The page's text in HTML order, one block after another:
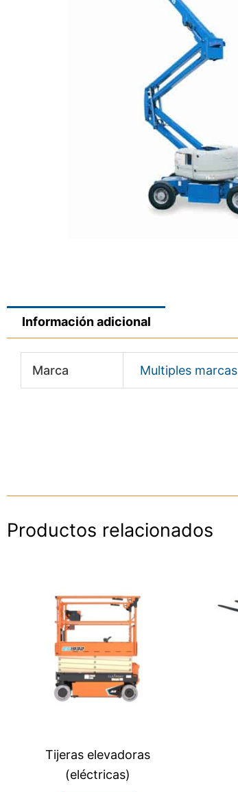
Información adicional
Marca Multiples marcas
Productos relacionados
Tijeras elevadoras
(eléctricas)